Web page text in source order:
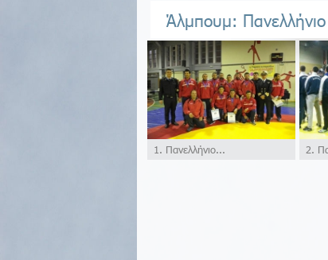
Άλμπουμ:
1. Πανελλήνιο... 2.